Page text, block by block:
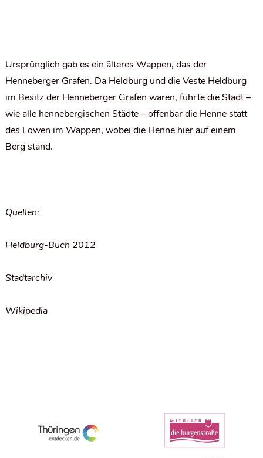
Ursprünglich gab es ein älteres Wappen, das der
Henneberger Grafen. Da Heldburg und die Veste Heldburg
im Besitz der Henneberger Grafen waren, führte die Stadt –
wie alle hennebergischen Städte – offenbar die Henne statt
des Löwen im Wappen, wobei die Henne hier auf einem
Berg stand.
Quellen:
Heldburg-Buch 2012
Stadtarchiv
Wikipedia